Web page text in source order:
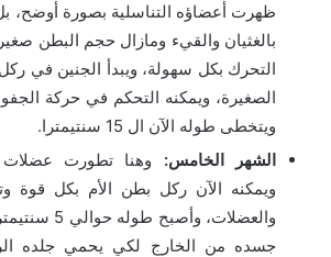
ظهرت أعضاؤه التناسلية بصورة أوضح،
بالغثيان والقيء ومازال حجم البطن
التحرك بكل سهولة، ويبدأ الجنين في
الصغيرة، ويمكنه التحكم في حركة
ويتخطى طوله الآن ال 15 سنتيمترا.
الشهر الخامس: وهنا تطورت عضلات
ويمكنه الآن ركل بطن الأم بكل قوة
والعضلات،
جسده من الخارج لكي يحمي جلده